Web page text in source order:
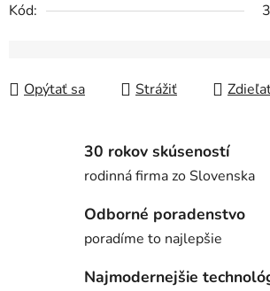
Kód:
Opýtať sa Strážiť
30 rokov skúseností
rodinná firma zo Slovenska
Odborné poradenstvo
poradíme to najlepšie
Najmodernejšie